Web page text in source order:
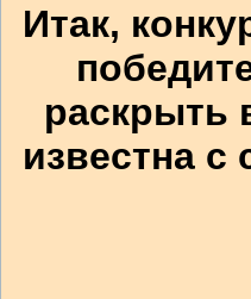
Итак,
раскрыть
известна